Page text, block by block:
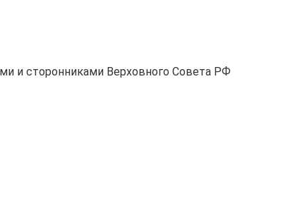
и сторонниками Верховного Совета РФ